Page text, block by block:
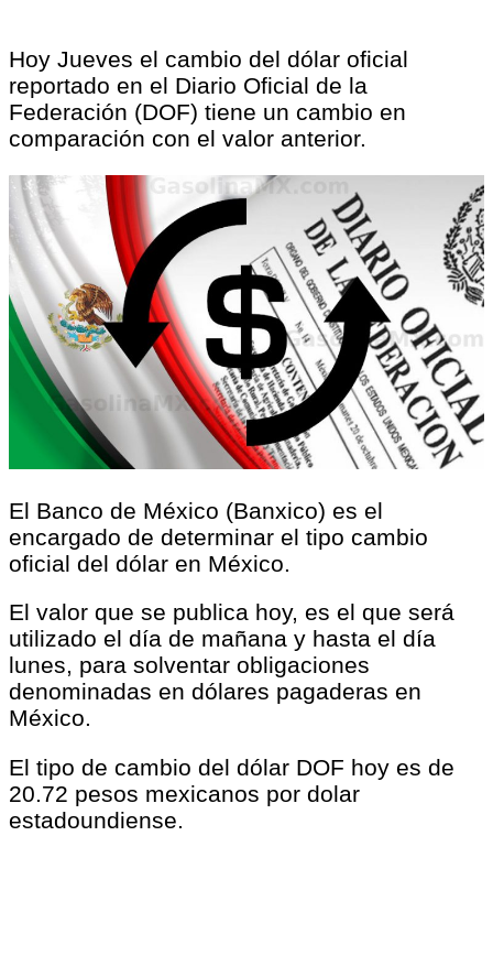
Hoy Jueves el cambio del dólar oficial
reportado en el Diario Oficial de la
Federación (DOF) tiene un cambio en
comparación con el valor anterior.
El Banco de México (Banxico) es el
encargado de determinar el tipo cambio
oficial del dólar en México.
El valor que se publica hoy, es el que será
utilizado el día de mañana y hasta el día
lunes, para solventar obligaciones
denominadas en dólares pagaderas en
México.
El tipo de cambio del dólar DOF hoy es de
20.72 pesos mexicanos por dolar
estadoundiense.